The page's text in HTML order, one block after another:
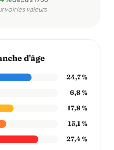
voir les valeurs
d'âge
24,7 %
6,8 %
17,8 %
15,1 %
27,4 %